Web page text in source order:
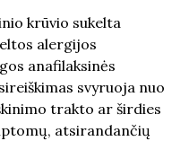
krūvio sukelta
alergijos
anafilaksinės
svyruoja nuo
trakto ar širdies
atsirandančių